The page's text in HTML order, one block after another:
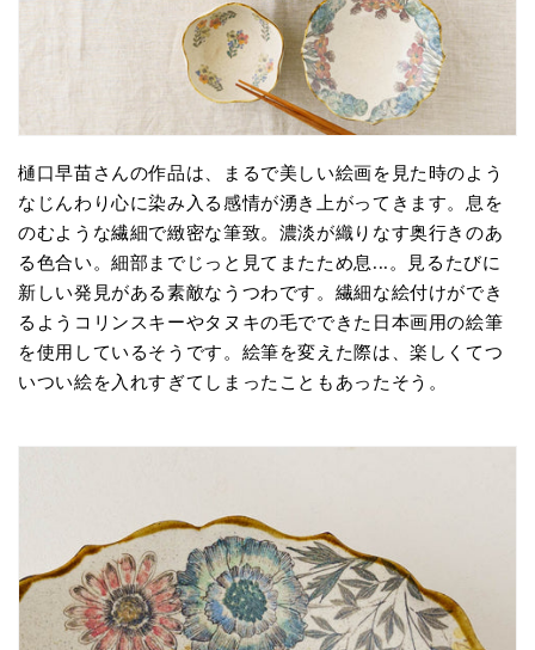
樋口早苗さんの作品は、まるで美しい絵画を見た時のよう
なじんわり心に染み入る感情が湧き上がってきます。息を
のむような繊細で緻密な筆致。濃淡が織りなす奥行きのあ
る色合い。細部までじっと見てまたため息...。見るたびに
新しい発見がある素敵なうつわです。繊細な絵付けができ
るようコリンスキーやタヌキの毛でできた日本画用の絵筆
を使用しているそうです。絵筆を変えた際は、楽しくてつ
いつい絵を入れすぎてしまったこともあったそう。